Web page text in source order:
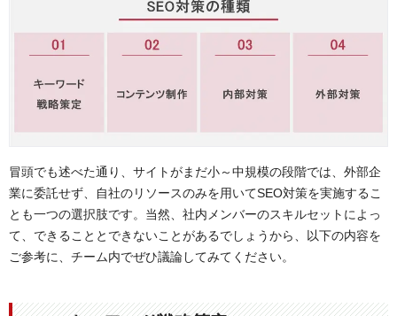
冒頭でも述べた通り、サイトがまだ小～中規模の段階では、外部企
業に委託せず、自社のリソースのみを用いてSEO対策を実施するこ
とも一つの選択肢です。当然、社内メンバーのスキルセットによっ
て、できることとできないことがあるでしょうから、以下の内容を
ご参考に、チーム内でぜひ議論してみてください。